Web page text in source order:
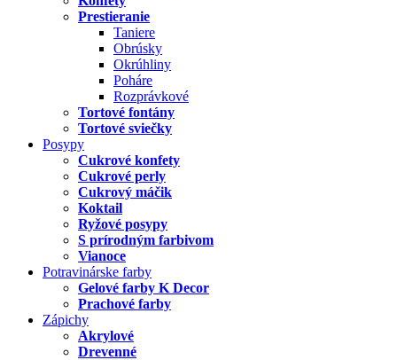
Prestieranie
Taniere
Obrúsky
Okrúhliny
Poháre
Rozprávkové
Tortové fontány
Tortové sviečky
Posypy
Cukrové konfety
Cukrové perly
Cukrový máčik
Koktail
Ryžové posypy
S prírodným farbivom
Vianoce
Potravinárske farby
Gelové farby K Decor
Prachové farby
Zápichy
Akrylové
Drevenné